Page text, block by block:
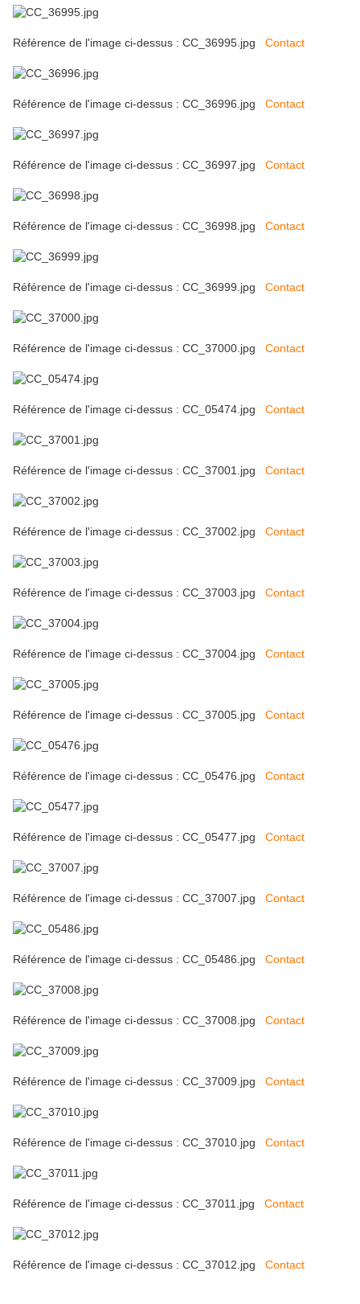
Référence de l'image ci-dessus : CC_36995.jpg Contact
Référence de l'image ci-dessus : CC_36996.jpg Contact
Référence de l'image ci-dessus : CC_36997.jpg Contact
Référence de l'image ci-dessus : CC_36998.jpg Contact
Référence de l'image ci-dessus : CC_36999.jpg Contact
Référence de l'image ci-dessus : CC_37000.jpg Contact
Référence de l'image ci-dessus : CC_05474.jpg Contact
Référence de l'image ci-dessus : CC_37001.jpg Contact
Référence de l'image ci-dessus : CC_37002.jpg Contact
Référence de l'image ci-dessus : CC_37003.jpg Contact
Référence de l'image ci-dessus : CC_37004.jpg Contact
Référence de l'image ci-dessus : CC_37005.jpg Contact
Référence de l'image ci-dessus : CC_05476.jpg Contact
Référence de l'image ci-dessus : CC_05477.jpg Contact
Référence de l'image ci-dessus : CC_37007.jpg Contact
Référence de l'image ci-dessus : CC_05486.jpg Contact
Référence de l'image ci-dessus : CC_37008.jpg Contact
Référence de l'image ci-dessus : CC_37009.jpg Contact
Référence de l'image ci-dessus : CC_37010.jpg Contact
Référence de l'image ci-dessus : CC_37011.jpg Contact
Référence de l'image ci-dessus : CC_37012.jpg Contact